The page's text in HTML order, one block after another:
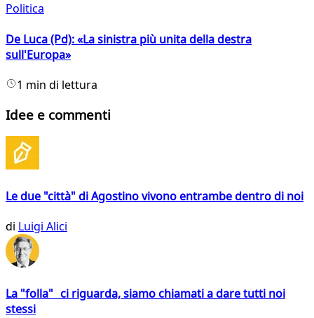
Politica
De Luca (Pd): «La sinistra più unita della destra
sull'Europa»
1 min di lettura
Idee e commenti
Le due "città" di Agostino vivono entrambe dentro di noi
di Luigi Alici
La "folla" ci riguarda, siamo chiamati a dare tutti noi
stessi